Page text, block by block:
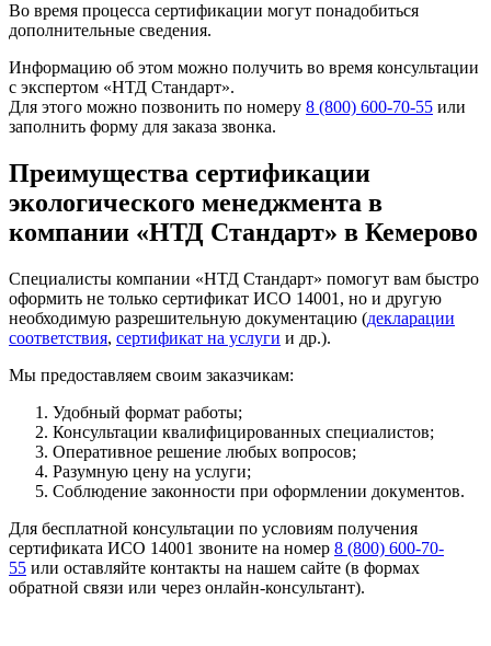
Во время процесса сертификации могут понадобиться
дополнительные сведения.
Информацию об этом можно получить во время консультации
с экспертом «НТД Стандарт».
Для этого можно позвонить по номеру 8 (800) 600-70-55 или
заполнить форму для заказа звонка.
Преимущества сертификации
экологического менеджмента в
компании «НТД Стандарт» в Кемерово
Специалисты компании «НТД Стандарт» помогут вам быстро
оформить не только сертификат ИСО 14001, но и другую
необходимую разрешительную документацию (декларации
соответствия, сертификат на услуги и др.).
Мы предоставляем своим заказчикам:
Удобный формат работы;
Консультации квалифицированных специалистов;
Оперативное решение любых вопросов;
Разумную цену на услуги;
Соблюдение законности при оформлении документов.
Для бесплатной консультации по условиям получения
сертификата ИСО 14001 звоните на номер 8 (800) 600-70-
55 или оставляйте контакты на нашем сайте (в формах
обратной связи или через онлайн-консультант).